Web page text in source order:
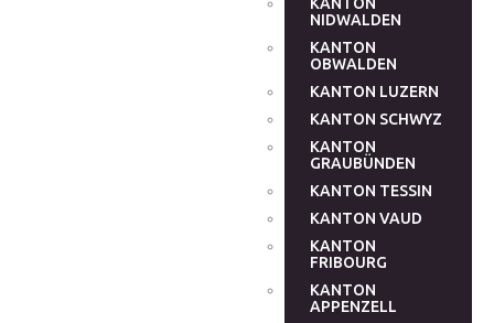
NIDWALDEN
KANTON
OBWALDEN
KANTON LUZERN
KANTON SCHWYZ
KANTON
GRAUBÜNDEN
KANTON TESSIN
KANTON VAUD
KANTON
FRIBOURG
KANTON
APPENZELL